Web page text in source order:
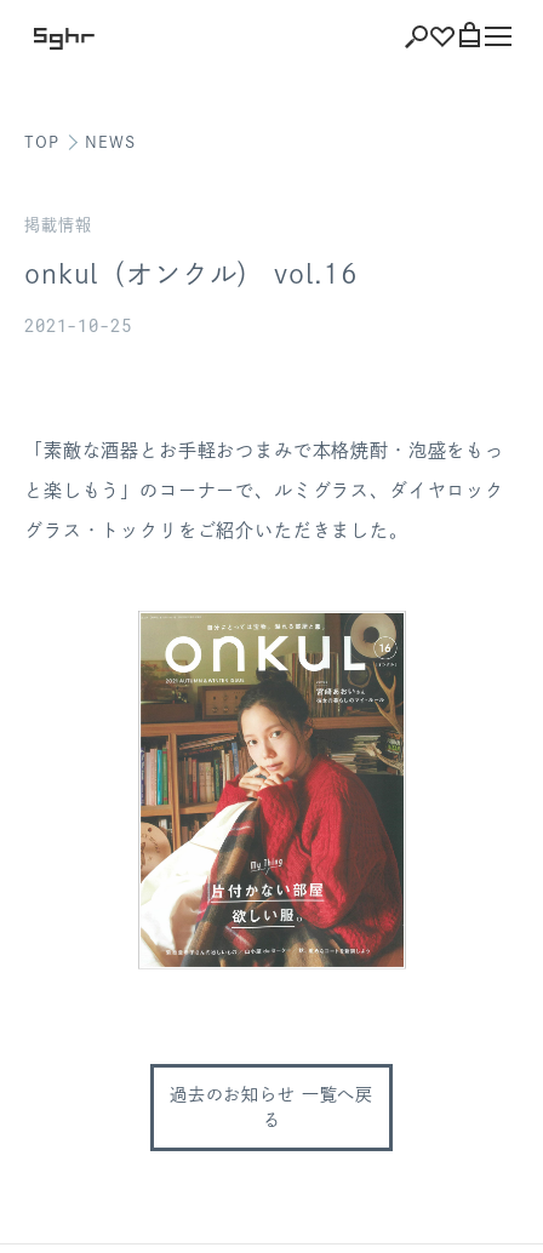
ショッピング
ポイント
お気に入り
TOP NEWS
掲載情報
onkul（オンクル） vol.16
2021-10-25
「素敵な酒器とお手軽おつまみで本格焼酎・泡盛をもっ
と楽しもう」のコーナーで、ルミグラス、ダイヤロック
グラス・トックリをご紹介いただきました。
過去のお知らせ 一覧へ戻
る